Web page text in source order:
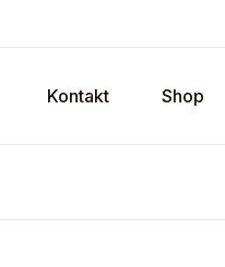
Kontakt Shop